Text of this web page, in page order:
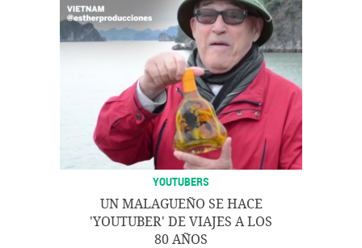
YOUTUBERS
UN MALAGUEÑO SE HACE
'YOUTUBER' DE VIAJES A LOS
80 AÑOS